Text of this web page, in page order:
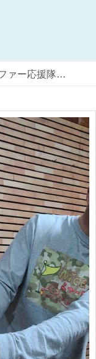
【参上! ゴルファー応援隊】お風呂上がりのストレッチと素振り。寒い冬でも「練習に行きたい」「コースに行きたい」気持ちが高まって、モチベーションUP間違いなし!